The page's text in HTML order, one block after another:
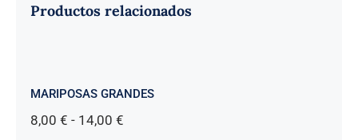
Productos relacionados
MARIPOSAS GRANDES
8,00 € - 14,00 €Rango